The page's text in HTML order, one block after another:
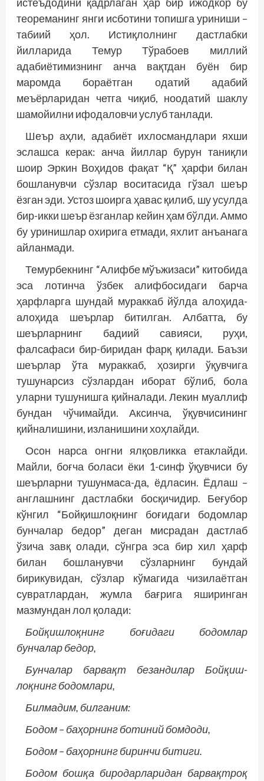
теореманинг янги исботини топишга уриниши –
табиий ҳол. Истиқлолнинг дастлабки
йилларида Темур Тўрабоев миллий
адабиётимизнинг анча вақтдан буён бир
маромда бораётган одатий адабий
меъёрларидан четга чиқиб, ноодатий шаклу
шамойилни ифодаловчи услуб танлади.
Шеър аҳли, адабиёт ихлосмандлари яхши
эслашса керак: анча йиллар бурун таниқли
шоир Эркин Воҳидов фақат “Қ” ҳарфи билан
бошланувчи сўзлар воситасида гўзал шеър
ёзган эди. Устоз шоирга ҳавас қилиб, шу усулда
бир-икки шеър ёзганлар кейин ҳам бўлди. Аммо
бу уриниш­лар охирига етмади, яхлит анъанага
айланмади.
Темурбекнинг “Алифбе мўъжизаси” китобида
эса лотинча ўзбек алифбосидаги барча
ҳарфларга шундай мураккаб йўлда алоҳида-
алоҳида шеърлар битилган. Албатта, бу
шеърларнинг бадиий савияси, руҳи,
фалсафаси бир-биридан фарқ қилади. Баъзи
шеърлар ўта мураккаб, ҳозирги ўқувчига
тушунарсиз сўзлардан иборат бўлиб, бола
уларни тушунишга қийналади. Лекин муаллиф
бундан чўчимайди. Аксинча, ўқувчисининг
қийналишини, изланишини хоҳлайди.
Осон нарса онгни ялқовликка етак­лайди.
Майли, боғча боласи ёки 1-синф ўқувчиси бу
шеърларни тушунмаса-да, ёдласин. Ёдлаш –
англашнинг дастлабки босқичидир. Беғубор
кўнгил “Бойқишлоқнинг боғидаги бодомлар
бунчалар бедор” деган мисрадан дастлаб
ўзича завқ олади, сўнгра эса бир хил ҳарф
билан бошланувчи сўзларнинг бундай
бирикувидан, сўзлар кўмагида чизилаётган
сувратлардан, жумла бағрига яширинган
мазмундан лол қолади:
Бойқишлоқнинг боғидаги бодомлар
бунчалар бедор,
Бунчалар барвақт безандилар Бойқиш­
лоқнинг бодомлари,
Билмадим, билганим:
Бодом – баҳорнинг ботиний бомдоди,
Бодом – баҳорнинг биринчи битиги.
Бодом бошқа биродарларидан барвақтроқ